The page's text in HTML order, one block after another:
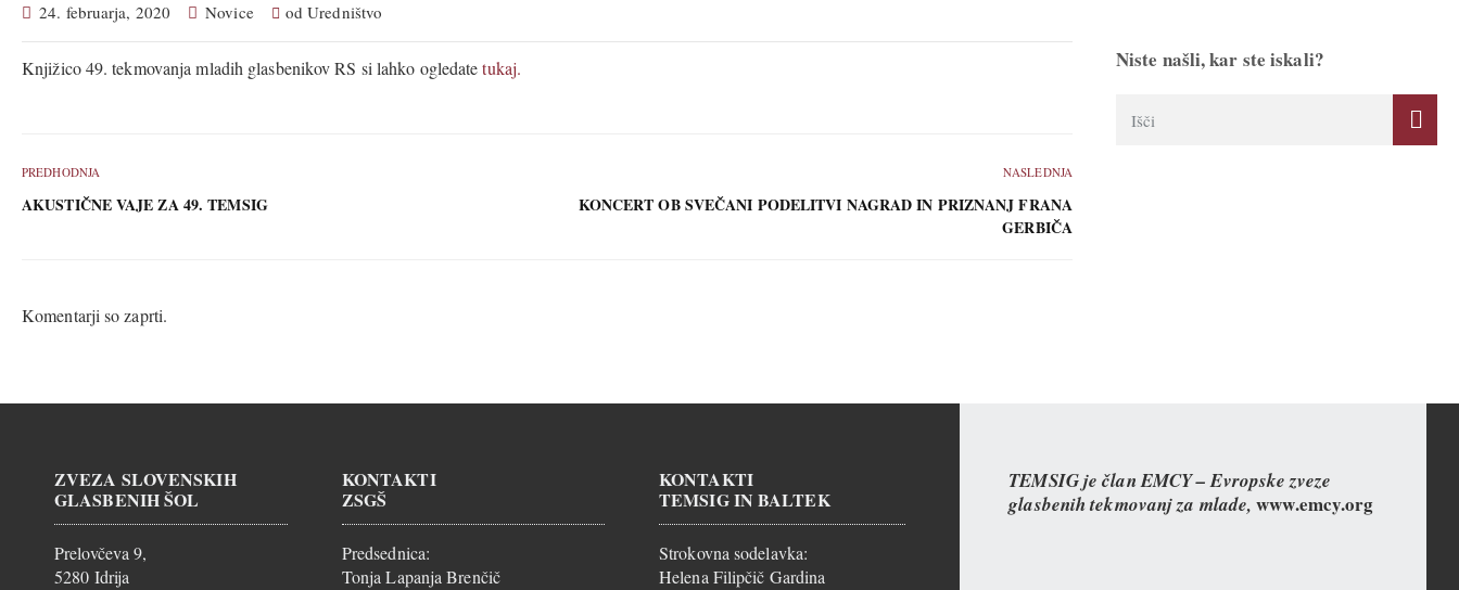
24. februarja, 2020 Novice odUredništvo
Knjižico 49. tekmovanja mladih glasbenikov RS si lahko ogledatetukaj.
PREDHODNJA
AKUSTIČNE VAJE ZA 49. TEMSIG
NASLEDNJA
KONCERT OB SVEČANI PODELITVI NAGRAD IN PRIZNANJ FRANA
GERBIČA
Komentarji so zaprti.
Niste našli, kar ste iskali?
ZVEZA SLOVENSKIH
GLASBENIH ŠOL
Prelovčeva 9,
5280 Idrija
KONTAKTI
ZSGŠ
Predsednica:
Tonja Lapanja Brenčič
KONTAKTI
TEMSIG IN BALTEK
Strokovna sodelavka:
Helena Filipčič Gardina
TEMSIG je član EMCY – Evropske zveze
glasbenih tekmovanj za mlade,www.emcy.org